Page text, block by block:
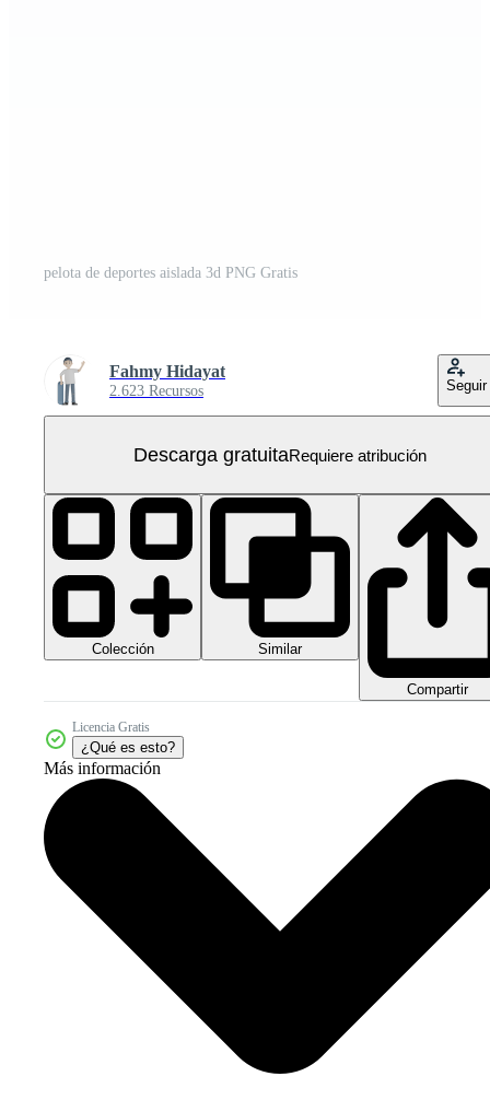
pelota de deportes aislada 3d PNG Gratis
Fahmy Hidayat
2.623 Recursos Seguir
Descarga gratuitaRequiere atribución
Colección Similar
Compartir
Licencia Gratis
¿Qué es esto?
Más información